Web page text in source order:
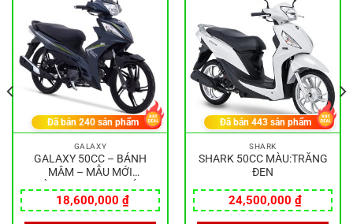
GALAXY
GALAXY 50CC – BÁNH
MÂM – MẪU MỚI
18,600,000 ₫
Đã bán240 sản phẩm
SHARK
SHARK 50CC MÀU:TRẮNG
ĐEN
24,500,000 ₫
Đã bán443 sản phẩm